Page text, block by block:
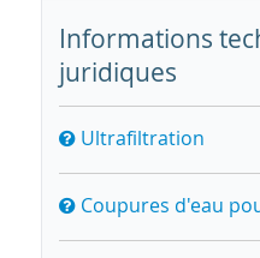
Informations
juridiques
Ultrafiltration
Coupures d'eau